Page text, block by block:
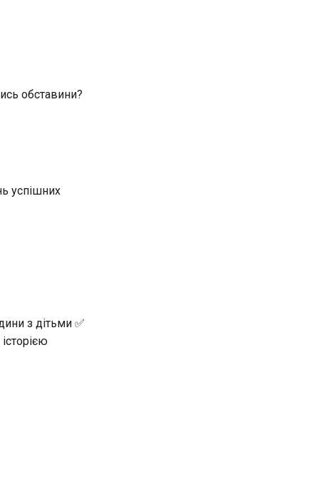
обставини?
успішних
з дітьми ✅